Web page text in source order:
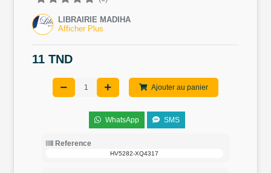
LIBRAIRIE MADIHA
Afficher Plus
11 TND
Ajouter au panier
WhatsApp SMS
Reference
HV5282-XQ4317